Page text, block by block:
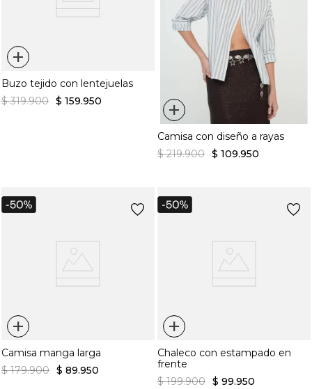
+
Buzo tejido con lentejuelas
$ 319.900 $ 159.950 +
Camisa con diseño a rayas
$ 219.900 $ 109.950
+
Camisa manga larga
$ 179.900 $ 89.950
+
Chaleco con estampado en
frente
$ 199.900 $ 99.950